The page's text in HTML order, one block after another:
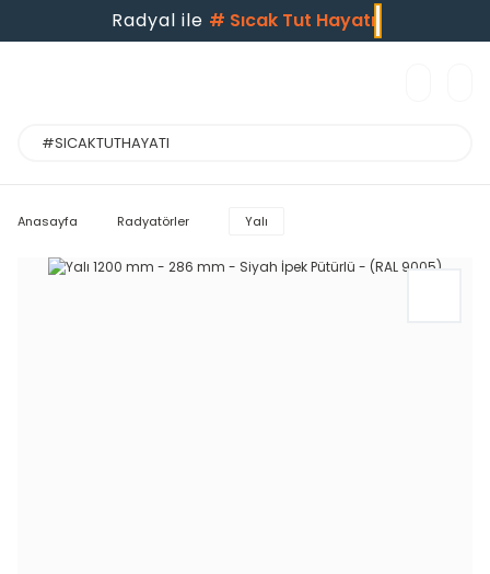
Radyal ile # Sıcak Tut Hayatı
Anasayfa Radyatörler Yalı